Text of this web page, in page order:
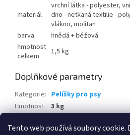
Tento web používá soubory
materiál
vrchní látka - polyester,
dno - netkaná textilie -
vlákno, molitan
barva
hnědá + béžová
hmotnost
celkem
1,5 kg
Doplňkové parametry
Kategorie: Pelíšky pro psy
Hmotnost: 3 kg